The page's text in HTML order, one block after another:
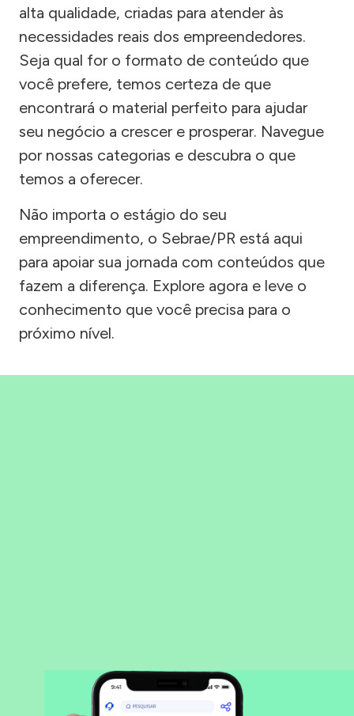
alta qualidade, criadas para atender às
necessidades reais dos empreendedores.
Seja qual for o formato de conteúdo que
você prefere, temos certeza de que
encontrará o material perfeito para ajudar
seu negócio a crescer e prosperar. Navegue
por nossas categorias e descubra o que
temos a oferecer.
Não importa o estágio do seu
empreendimento, o Sebrae/PR está aqui
para apoiar sua jornada com conteúdos que
fazem a diferença. Explore agora e leve o
conhecimento que você precisa para o
próximo nível.